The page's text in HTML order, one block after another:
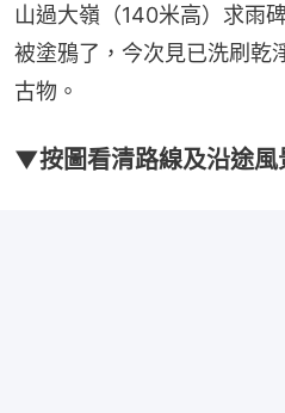
山過大嶺（140米高）求雨
被塗鴉了，今次見已洗刷乾
古物。
▼按圖看清路線及沿途風